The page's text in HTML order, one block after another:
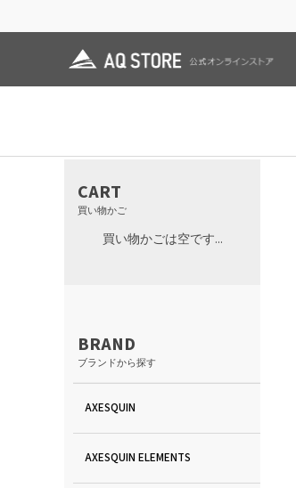
CART
買い物かご
買い物かごは空です...
BRAND
ブランドから探す
AXESQUIN
AXESQUIN ELEMENTS